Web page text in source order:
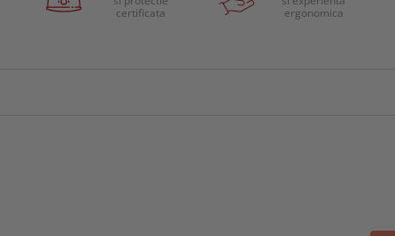
certificata
ergonomica